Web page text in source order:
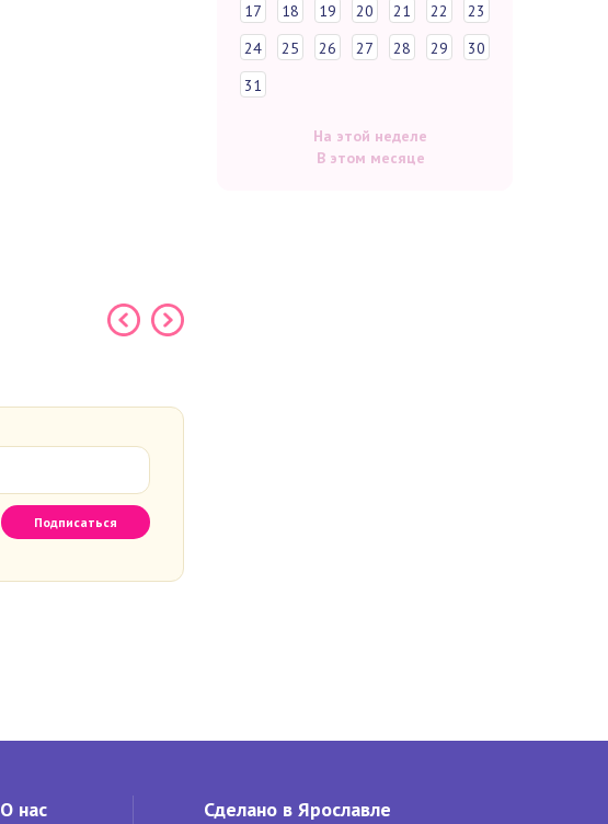
17
18 19 20 21 22
23
24
25 26 27 28 29
30
31
На этой неделе
В этом месяце
О нас Сделано в Ярославле